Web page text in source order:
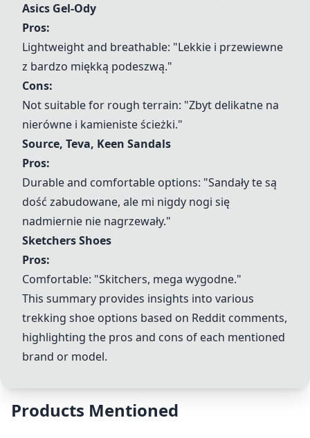
Asics Gel-Ody
Pros:
Lightweight and breathable: "Lekkie i przewiewne
z bardzo miękką podeszwą."
Cons:
Not suitable for rough terrain: "Zbyt delikatne na
nierówne i kamieniste ścieżki."
Source, Teva, Keen Sandals
Pros:
Durable and comfortable options: "Sandały te są
dość zabudowane, ale mi nigdy nogi się
nadmiernie nie nagrzewały."
Sketchers Shoes
Pros:
Comfortable: "Skitchers, mega wygodne."
This summary provides insights into various
trekking shoe options based on Reddit comments,
highlighting the pros and cons of each mentioned
brand or model.
Products Mentioned